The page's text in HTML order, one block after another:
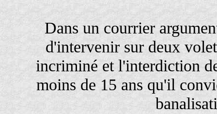
Dans un courrier
d'intervenir sur deux
incriminé et l'interdiction
moins de 15 ans qu'il